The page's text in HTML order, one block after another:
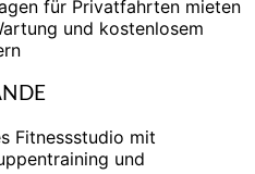
für Privatfahrten mieten
und kostenlosem
Fitnessstudio mit
und